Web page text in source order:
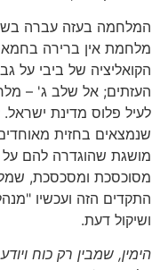
המלחמה בעזה עברה
מלחמת אין ברירה
הקואליציה של ביבי על
העזתים; אל שלב ג' –
לעיל פלוס מדינת
שנמצאים בחזית
מושגת שהוגדרה להם
מסוכסכת ומסכסכת,
התקדים הזה ועכשיו
ושיקול דעת.
הימין, שמבין רק כוח